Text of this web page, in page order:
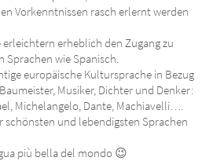
Vorkenntnissen rasch erlernt werden
erheblich den Zugang zu
Sprachen wie Spanisch.
europäische Kultursprache in Bezug
Musiker, Dichter und Denker:
Michelangelo, Dante, Machiavelli….
schönsten und lebendigsten Sprachen
più bella del mondo 😉